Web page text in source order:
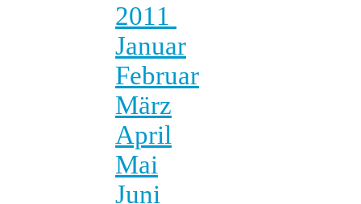
2011
Januar
Februar
März
April
Mai
Juni